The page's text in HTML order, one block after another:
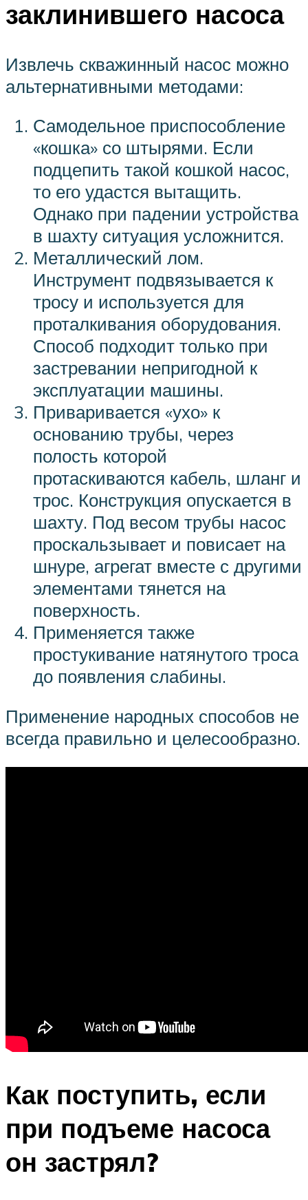
заклинившего насоса
Извлечь скважинный насос можно
альтернативными методами:
Самодельное приспособление
«кошка» со штырями. Если
подцепить такой кошкой насос,
то его удастся вытащить.
Однако при падении устройства
в шахту ситуация усложнится.
Металлический лом.
Инструмент подвязывается к
тросу и используется для
проталкивания оборудования.
Способ подходит только при
застревании непригодной к
эксплуатации машины.
Приваривается «ухо» к
основанию трубы, через
полость которой
протаскиваются кабель, шланг и
трос. Конструкция опускается в
шахту. Под весом трубы насос
проскальзывает и повисает на
шнуре, агрегат вместе с другими
элементами тянется на
поверхность.
Применяется также
простукивание натянутого троса
до появления слабины.
Применение народных способов не
всегда правильно и целесообразно.
Как поступить, если
при подъеме насоса
он застрял?